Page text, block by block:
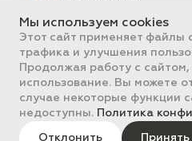
Вся информация, размещенная на
характер и не является
положениями Статьи 437 ГК РФ.
Все цены на сайте указаны с
ОГРН 1022401953496
ПОРТ 2011-2026
Политика обработки данных
контент PORT - бизнес
портал
Мы используем cookies
Этот сайт применяет файлы
трафика и улучшения
Продолжая работу с
использование. Вы можете
случае некоторые функции
недоступны. Политика
Отклонить Принять